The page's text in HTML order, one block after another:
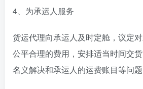
4、为承运人服务
货运代理向承运人及时定舱，议定
公平合理的费用，安排适当时间交
名义解决和承运人的运费账目等问题